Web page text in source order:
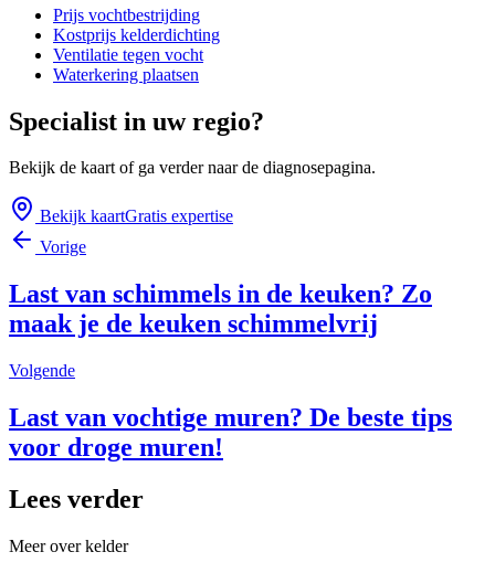
Prijs vochtbestrijding
Kostprijs kelderdichting
Ventilatie tegen vocht
Waterkering plaatsen
Specialist in uw regio?
Bekijk de kaart of ga verder naar de diagnosepagina.
Bekijk kaartGratis expertise
Vorige
Last van schimmels in de keuken? Zo
maak je de keuken schimmelvrij
Volgende
Last van vochtige muren? De beste tips
voor droge muren!
Lees verder
Meer overkelder